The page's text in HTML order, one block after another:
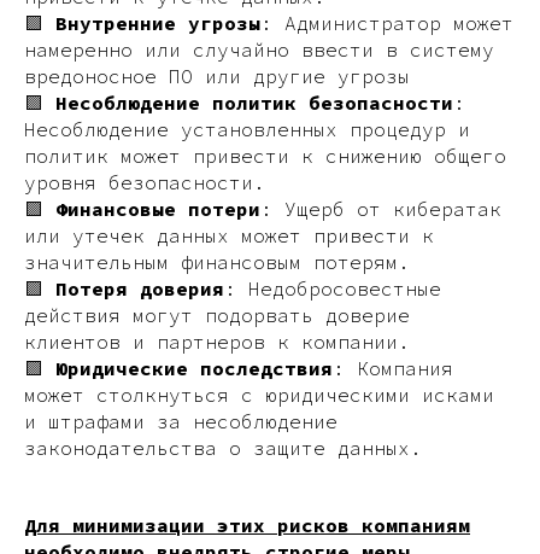
🟪 Внутренние угрозы : Администратор может
намеренно или случайно ввести в систему
вредоносное ПО или другие угрозы
🟪 Несоблюдение политик безопасности :
Несоблюдение установленных процедур и
политик может привести к снижению общего
уровня безопасности.
🟪 Финансовые потери : Ущерб от кибератак
или утечек данных может привести к
значительным финансовым потерям.
🟪 Потеря доверия : Недобросовестные
действия могут подорвать доверие
клиентов и партнеров к компании.
🟪 Юридические последствия : Компания
может столкнуться с юридическими исками
и штрафами за несоблюдение
законодательства о защите данных.
Для минимизации этих рисков компаниям